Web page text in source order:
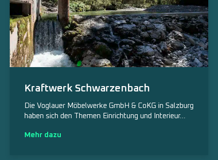
Kraftwerk Schwarzenbach
Die Voglauer Möbelwerke GmbH & CoKG in Salzburg
haben sich den Themen Einrichtung und Interieur…
Mehr dazu